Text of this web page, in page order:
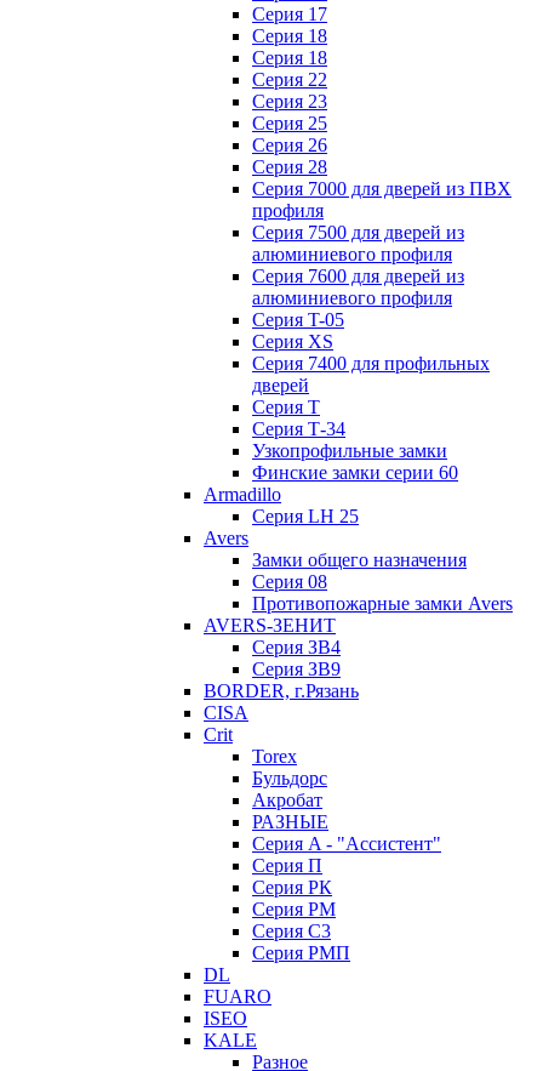
Серия 17
Серия 18
Серия 18
Серия 22
Серия 23
Серия 25
Серия 26
Серия 28
Серия 7000 для дверей из ПВХ
профиля
Серия 7500 для дверей из
алюминиевого профиля
Серия 7600 для дверей из
алюминиевого профиля
Серия T-05
Серия XS
Серия 7400 для профильных
дверей
Серия Т
Серия Т-34
Узкопрофильные замки
Финские замки серии 60
Armadillo
Серия LH 25
Avers
Замки общего назначения
Серия 08
Противопожарные замки Avers
AVERS-ЗЕНИТ
Серия ЗВ4
Серия ЗВ9
BORDER, г.Рязань
CISA
Crit
Torex
Бульдорс
Акробат
РАЗНЫЕ
Серия A - "Ассистент"
Серия П
Серия РК
Серия РМ
Серия С3
Серия РМП
DL
FUARO
ISEO
KALE
Разное